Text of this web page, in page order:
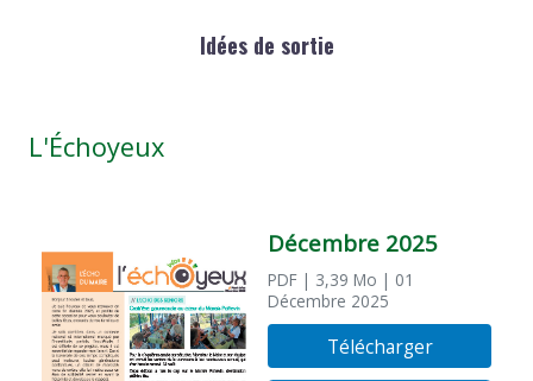
Idées de sortie
L'Échoyeux
Décembre 2025
PDF | 3,39 Mo | 01
Décembre 2025
Télécharger